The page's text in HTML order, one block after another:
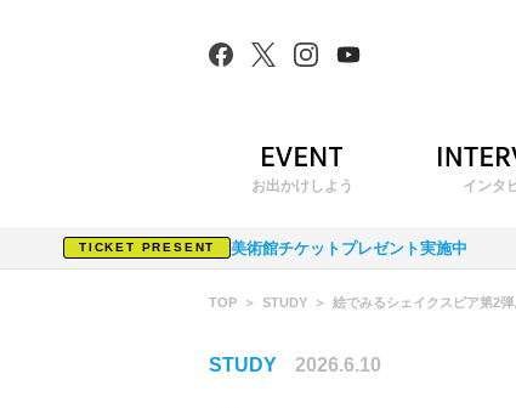
お出かけしよう インタ
TICKET PRESENT 美術館チケットプレゼント実施中
TOP STUDY 絵でみるシェイクスピア第2
STUDY 2026.6.10